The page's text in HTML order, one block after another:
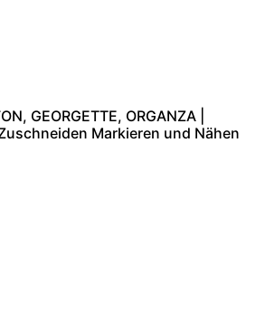
GEORGETTE, ORGANZA |
Markieren und Nähen